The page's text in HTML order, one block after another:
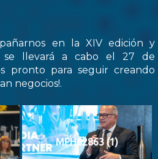
en la XIV edición y
llevará a cabo el 27 de
pronto para seguir creando
negocios!.
MPH02863 (1)